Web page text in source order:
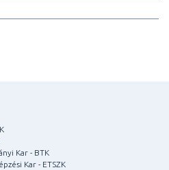
Kar - BTK
Kar - ETSZK